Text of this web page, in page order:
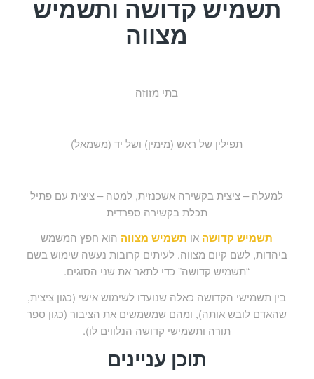
תשמיש קדושה ותשמיש
מצווה
בתי מזוזה
תפילין של ראש (מימין) ושל יד (משמאל)
למעלה – ציצית בקשירה אשכנזית, למטה – ציצית עם פתיל
תכלת בקשירה ספרדית
תשמיש קדושה או תשמיש מצווה הוא חפץ המשמש
ביהדות, לשם קיום מצווה. לעיתים קרובות נעשה שימוש בשם
“תשמיש קדושה” כדי לתאר את שני הסוגים.
בין תשמישי הקדושה כאלה שנועדו לשימוש אישי (כגון ציצית,
שהאדם לובש אותה), ומהם שמשמשים את הציבור (כגון ספר
תורה ותשמישי קדושה הנלווים לו).
תוכן עניינים